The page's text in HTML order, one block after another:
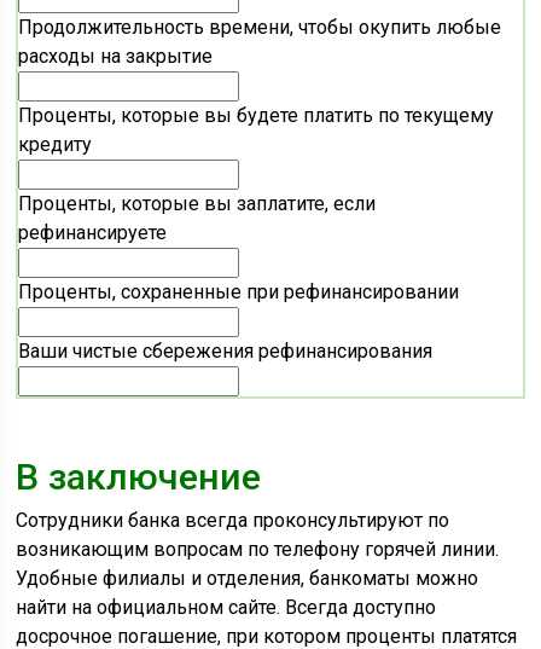
Продолжительность времени, чтобы окупить любые
расходы на закрытие
Проценты, которые вы будете платить по текущему
кредиту
Проценты, которые вы заплатите, если
рефинансируете
Проценты, сохраненные при рефинансировании
Ваши чистые сбережения рефинансирования
В заключение
Сотрудники банка всегда проконсультируют по
возникающим вопросам по телефону горячей линии.
Удобные филиалы и отделения, банкоматы можно
найти на официальном сайте. Всегда доступно
досрочное погашение, при котором проценты платятся